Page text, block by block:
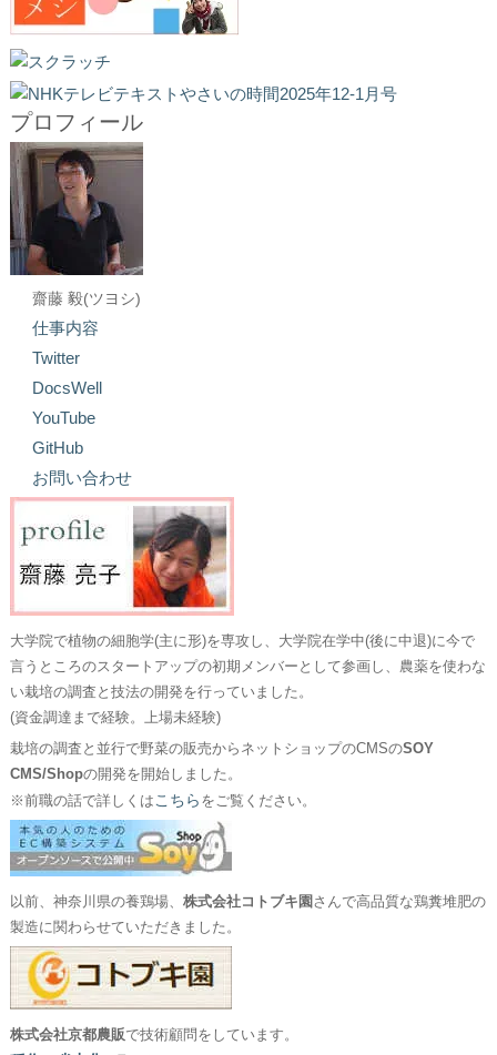
プロフィール
齋藤 毅(ツヨシ)
仕事内容
Twitter
DocsWell
YouTube
GitHub
お問い合わせ
大学院で植物の細胞学(主に形)を専攻し、大学院在学中(後に中退)に今で
言うところのスタートアップの初期メンバーとして参画し、農薬を使わな
い栽培の調査と技法の開発を行っていました。
(資金調達まで経験。上場未経験)
栽培の調査と並行で野菜の販売からネットショップのCMSのSOY
CMS/Shopの開発を開始しました。
※前職の話で詳しくはこちら をご覧ください。
以前、神奈川県の養鶏場、 株式会社コトブキ園 さんで高品質な鶏糞堆肥の
製造に関わらせていただきました。
株式会社京都農販で技術顧問をしています。